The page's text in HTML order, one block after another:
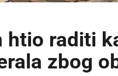
htio raditi
zbog